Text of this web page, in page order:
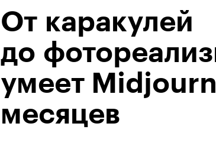
От каракулей
до
умеет
месяцев